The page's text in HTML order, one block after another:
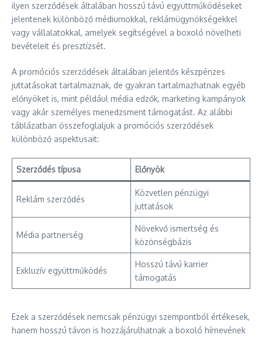
ilyen szerződések általában hosszú távú együttműködéseket
jelentenek különböző médiumokkal, reklámügynökségekkel
vagy vállalatokkal, amelyek segítségével a boxoló növelheti
bevételeit és presztízsét.
A promóciós szerződések általában jelentős készpénzes
juttatásokat tartalmaznak, de gyakran tartalmazhatnak egyéb
előnyöket is, mint például média edzők, marketing kampányok
vagy akár személyes menedzsment támogatást. Az alábbi
táblázatban összefoglaljuk a promóciós szerződések
különböző aspektusait:
Szerződés típusa Előnyök
Reklám szerződés
Közvetlen pénzügyi
juttatások
Média partnerség
Növekvő ismertség és
közönségbázis
Exkluzív együttműködés
Hosszú távú karrier
támogatás
Ezek a szerződések nemcsak pénzügyi szempontból értékesek,
hanem hosszú távon is hozzájárulhatnak a boxoló hírnevének